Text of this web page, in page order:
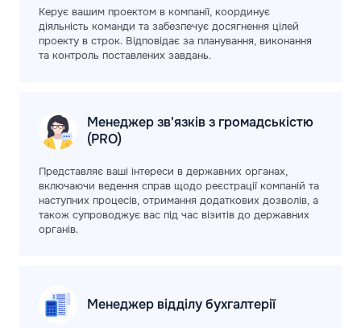
Керує вашим проектом в компанії, координує
діяльність команди та забезпечує досягнення цілей
проекту в строк. Відповідає за планування, виконання
та контроль поставлених завдань.
Менеджер зв'язків з громадськістю
(PRO)
Представляє ваші інтереси в державних органах,
включаючи ведення справ щодо реєстрації компаній та
наступних процесів, отримання додаткових дозволів, а
також супроводжує вас під час візитів до державних
органів.
Менеджер відділубухгалтерії